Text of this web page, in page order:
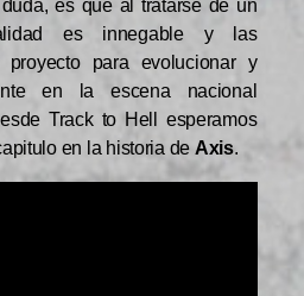
es que al tratarse de un
es innegable y las
proyecto para evolucionar y
en la escena nacional
Track to Hell esperamos
en la historia de Axis.